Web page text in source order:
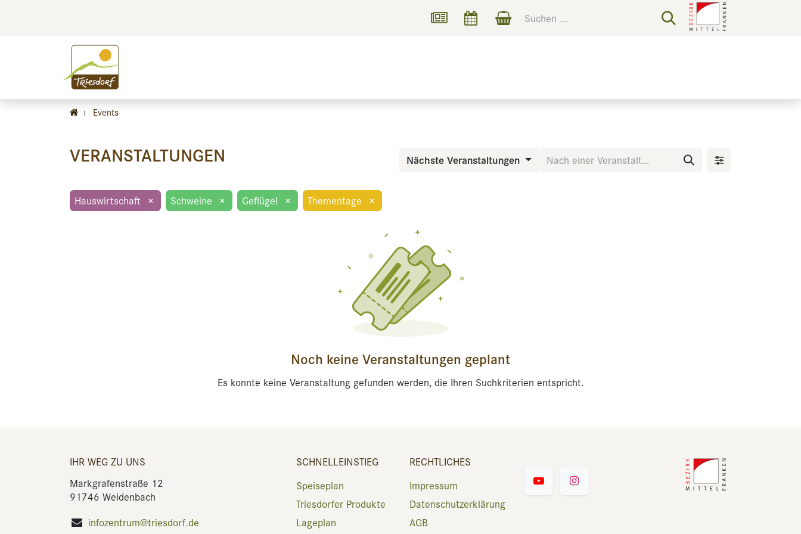
› Events
VERANSTALTUNGEN Nächste Veranstaltungen
Hauswirtschaft × Schweine × Geflügel × Thementage ×
Noch keine Veranstaltungen geplant
Es konnte keine Veranstaltung gefunden werden, die Ihren Suchkriterien entspricht.
IHR WEG ZU UNS
Markgrafenstraße 12
91746 Weidenbach
infozentrum@triesdorf.de
SCHNELLEINSTIEG
Speiseplan
Triesdorfer Produkte
Lageplan
RECHTLICHES
Impressum
Datenschutzerklärung
AGB